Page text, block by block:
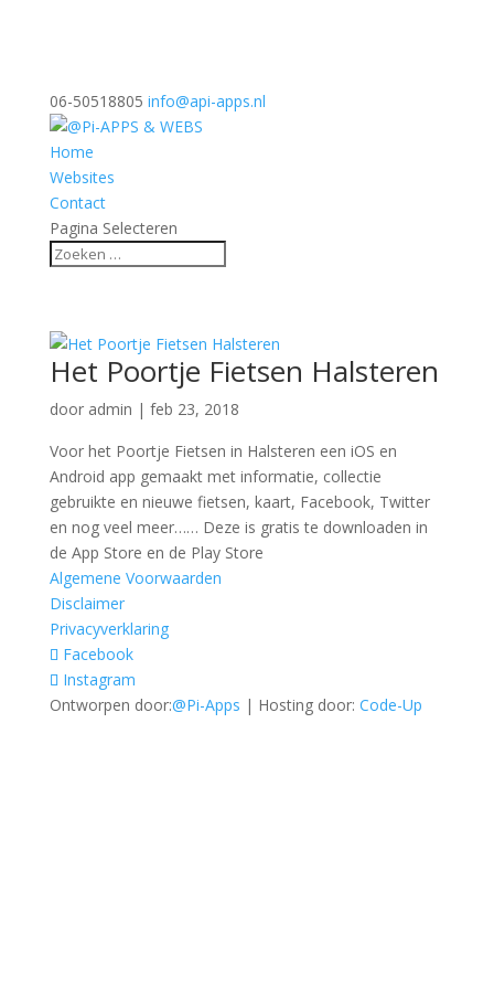
06-50518805 info@api-apps.nl
Home
Websites
Contact
Pagina Selecteren
Het Poortje Fietsen Halsteren
door admin | feb 23, 2018
Voor het Poortje Fietsen in Halsteren een iOS en
Android app gemaakt met informatie, collectie
gebruikte en nieuwe fietsen, kaart, Facebook, Twitter
en nog veel meer…… Deze is gratis te downloaden in
de App Store en de Play Store
Algemene Voorwaarden
Disclaimer
Privacyverklaring
Facebook
Instagram
Ontworpen door:@Pi-Apps | Hosting door: Code-Up